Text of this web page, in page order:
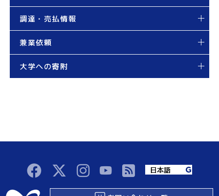
調達・売払情報
兼業依頼
大学への寄附